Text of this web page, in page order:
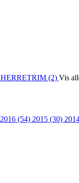
HERRETRIM (2) Vis
2016 (54) 2015 (30)